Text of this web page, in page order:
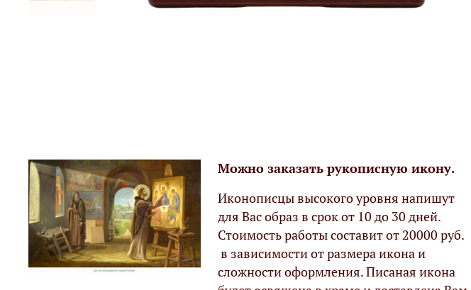
Можно заказать рукописную икону.
Иконописцы высокого уровня напишут
для Вас образ в срок от 10 до 30 дней.
Стоимость работы составит от 20000 руб.
в зависимости от размера икона и
сложности оформления. Писаная икона